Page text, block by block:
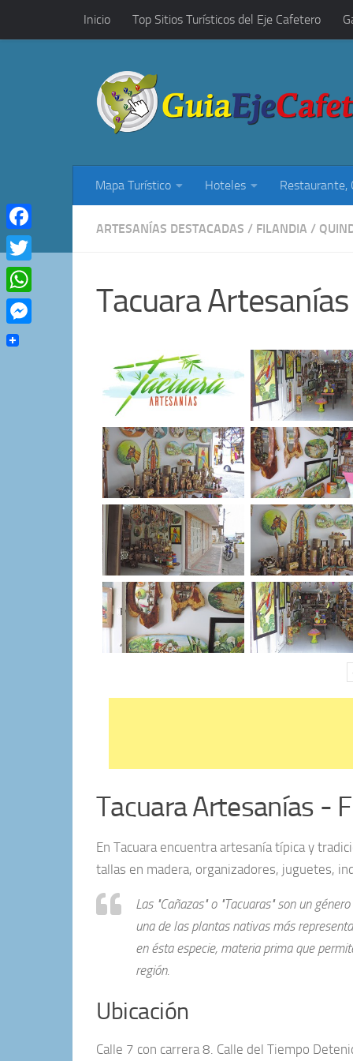
Saltar al contenido
Inicio Top Sitios Turísticos del Eje Cafetero
Mapa Turístico Hoteles Restaurante,
ARTESANÍAS DESTACADAS / FILANDIA /
Tacuara Artesanías
Tacuara Artesanías -
En Tacuara encuentra artesanía típica y
tallas en madera, organizadores, juguetes,
Las "Cañazas" o "Tacuaras" son un
una de las plantas nativas más
en ésta especie, materia prima que
región.
Ubicación
Calle 7 con carrera 8. Calle del Tiempo
Facebook
Twitter
WhatsApp
Messenger